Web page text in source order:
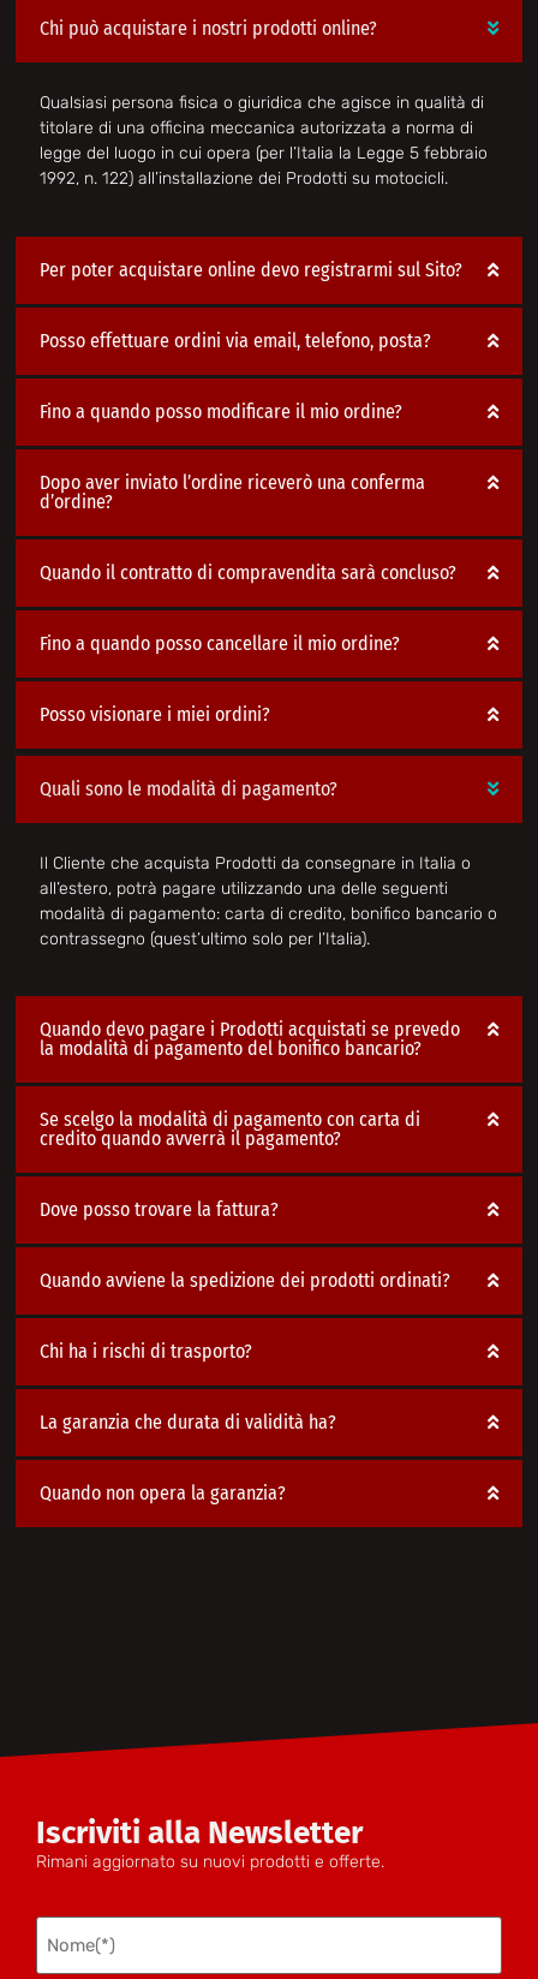
Chi può acquistare i nostri prodotti online?
Qualsiasi persona fisica o giuridica che agisce in qualità di
titolare di una officina meccanica autorizzata a norma di
legge del luogo in cui opera (per l’Italia la Legge 5 febbraio
1992, n. 122) all’installazione dei Prodotti su motocicli.
Per poter acquistare online devo registrarmi sul Sito?
Posso effettuare ordini via email, telefono, posta?
Fino a quando posso modificare il mio ordine?
Dopo aver inviato l’ordine riceverò una conferma
d’ordine?
Quando il contratto di compravendita sarà concluso?
Fino a quando posso cancellare il mio ordine?
Posso visionare i miei ordini?
Quali sono le modalità di pagamento?
Il Cliente che acquista Prodotti da consegnare in Italia o
all’estero, potrà pagare utilizzando una delle seguenti
modalità di pagamento: carta di credito, bonifico bancario o
contrassegno (quest’ultimo solo per l’Italia).
Quando devo pagare i Prodotti acquistati se prevedo
la modalità di pagamento del bonifico bancario?
Se scelgo la modalità di pagamento con carta di
credito quando avverrà il pagamento?
Dove posso trovare la fattura?
Quando avviene la spedizione dei prodotti ordinati?
Chi ha i rischi di trasporto?
La garanzia che durata di validità ha?
Quando non opera la garanzia?
Iscriviti alla Newsletter
Rimani aggiornato su nuovi prodotti e offerte.
Nome
(Obbligatorio)